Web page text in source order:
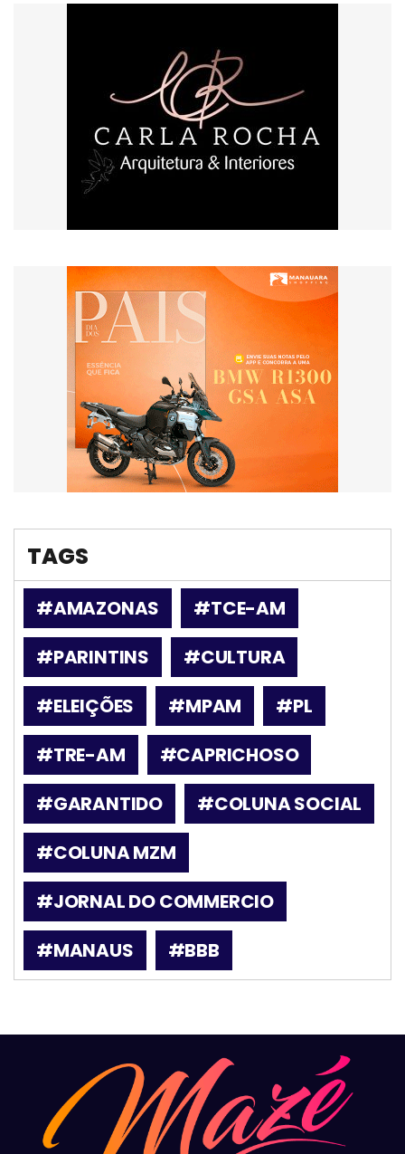
TAGS
#AMAZONAS
#TCE-AM
#PARINTINS
#CULTURA
#ELEIÇÕES
#MPAM
#PL
#TRE-AM
#CAPRICHOSO
#GARANTIDO
#COLUNA SOCIAL
#COLUNA MZM
#JORNAL DO COMMERCIO
#MANAUS
#BBB